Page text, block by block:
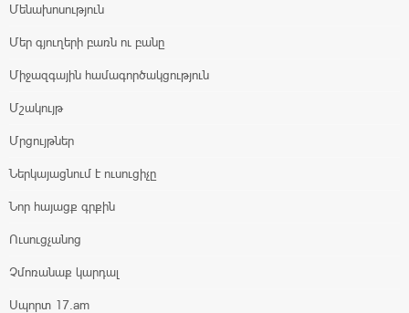
Մենախոսություն
Մեր գյուղերի բառն ու բանը
Միջազգային համագործակցություն
Մշակույթ
Մրցույթներ
Ներկայացնում է ուսուցիչը
Նոր հայացք գրքին
Ուսուցչանոց
Չմոռանաք կարդալ
Սպորտ 17.am